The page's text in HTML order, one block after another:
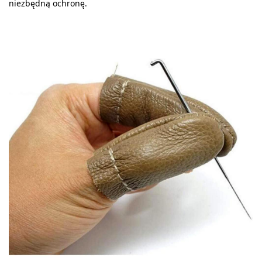
niezbędną ochronę.